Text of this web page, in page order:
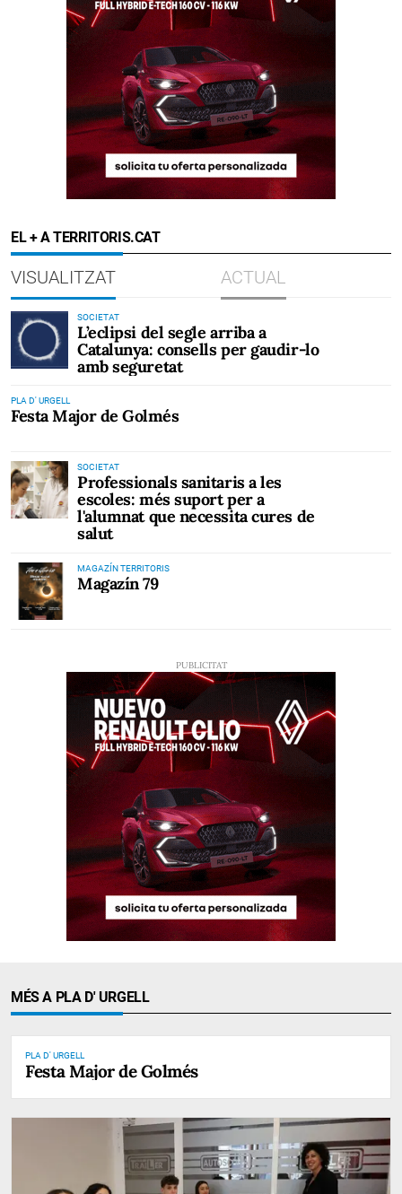
EL + A TERRITORIS.CAT
VISUALITZAT ACTUAL
SOCIETAT
L’eclipsi del segle arriba a
Catalunya: consells per gaudir-lo
amb seguretat
PLA D' URGELL
Festa Major de Golmés
SOCIETAT
Professionals sanitaris a les
escoles: més suport per a
l'alumnat que necessita cures de
salut
MAGAZÍN TERRITORIS
Magazín 79
MÉS A PLA D' URGELL
PLA D' URGELL
Festa Major de Golmés